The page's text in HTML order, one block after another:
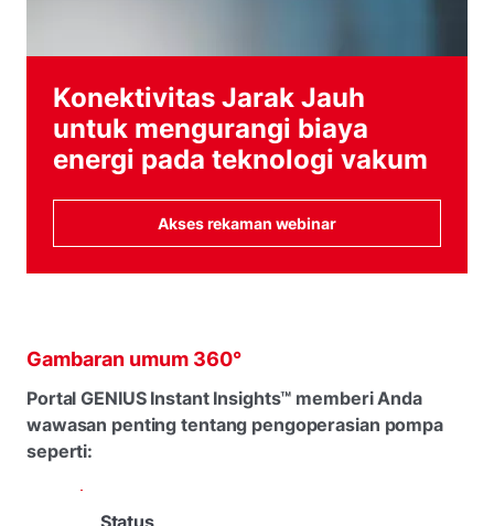
Konektivitas Jarak Jauh
untuk mengurangi biaya
energi pada teknologi vakum
Akses rekaman webinar
Gambaran umum 360°
Portal GENIUS Instant Insights™ memberi Anda
wawasan penting tentang pengoperasian pompa
seperti: